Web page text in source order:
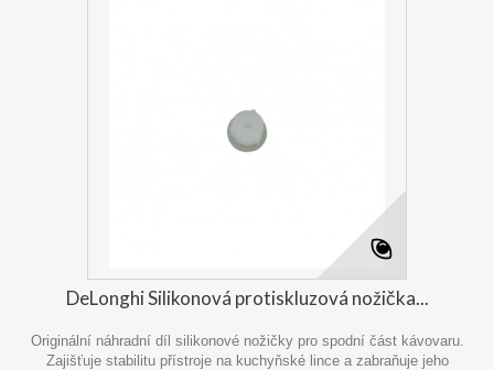
DeLonghi Silikonová protiskluzová nožička...
Originální náhradní díl silikonové nožičky pro spodní část kávovaru.
Zajišťuje stabilitu přístroje na kuchyňské lince a zabraňuje jeho